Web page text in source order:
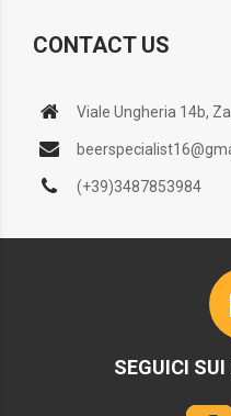
CONTACT US
Viale Ungheria 14b,
(+39)3487853984
SEGUICI